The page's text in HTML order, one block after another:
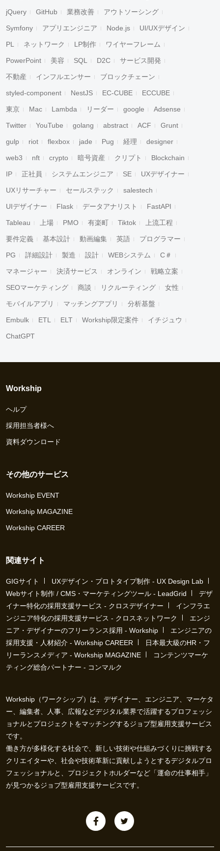
jQuery GitHub 業務改善 アウトソーシング
Symfony アプリエンジニア Node.js UI/UXデザイン
PL ネットワーク LP制作 ワイヤーフレーム
PowerPoint 美容 SQL D2C サービス開発
不動産 インフルエンサー ブロックチェーン
styled-component NestJS EC-CUBE ECCUBE
東京 Mac Lambda リーダー google Adsense
Twitter YouTube golang abstract ACF Grunt
gulp riot flexbox jade Pug 経理 designer
web3 nft crypto 暗号資産 クリプト Blockchain
IP 正社員 システムエンジニア SE UXデザイナー
UXリサーチャー セールステック salestech
UIデザイナー Flask データアナリスト FastAPI
Tableau 上場 PMO 有楽町 Tiktok 上流工程
要件定義 基本設計 動画編集 英語 プログラマー
PG 詳細設計 製造 設計 WEBシステム C＃
マネージャー 決済サービス オンライン 戦略立案
SEOマーケティング 商談 リクルーティング 女性
モバイルアプリ マッチングアプリ 分析基盤
Embulk ETL ELT Workship限定案件 イチジュウ
ChatGPT
Workship
ヘルプ
採用担当者様へ
資料ダウンロード
その他のサービス
Workship EVENT
Workship MAGAZINE
Workship CAREER
関連サイト
GIGサイト
UXデザイン・プロトタイプ制作 - UX Design Lab
Webサイト制作 / CMS・マーケティングツール - LeadGrid
デザ
イナー特化の採用支援サービス - クロスデザイナー
インフラエ
ンジニア特化の採用支援サービス - クロスネットワーク
エンジ
ニア・デザイナーのフリーランス採用 - Workship
エンジニアの
採用支援・人材紹介 - Workship CAREER
日本最大級のHR・フ
リーランスメディア - Workship MAGAZINE
コンテンツマーケ
ティング総合パートナー - コンマルク
Workship（ワークシップ）は、デザイナー、エンジニア、マーケタ
ー、編集者、人事、広報などデジタル業界で活躍するプロフェッシ
ョナルとプロジェクトをマッチングするジョブ型雇用支援サービス
です。
働き方が多様化する社会で、新しい技術や仕組みづくりに挑戦する
クリエイターや、社会や技術革新に貢献しようとするデジタルプロ
フェッショナルと、プロジェクトホルダーなど「運命の仕事相手」
が見つかるジョブ型雇用支援サービスです。